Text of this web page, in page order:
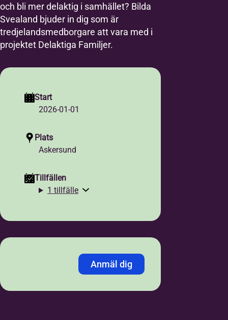
och bli mer delaktig i samhället? Bilda
Svealand bjuder in dig som är
tredjelandsmedborgare att vara med i
projektet Delaktiga Familjer.
Start
2026-01-01
Plats
Askersund
Tillfällen
1 tillfälle
Anmäl dig
Personnummer